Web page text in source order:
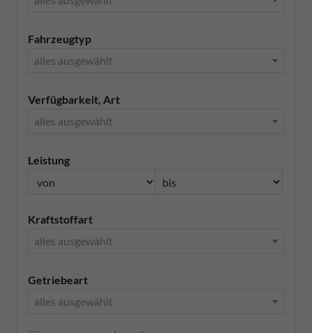
Fahrzeugtyp
alles ausgewählt
Verfügbarkeit, Art
alles ausgewählt
Leistung
Kraftstoffart
alles ausgewählt
Getriebeart
alles ausgewählt